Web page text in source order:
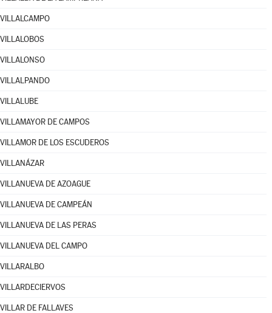
VILLALCAMPO
VILLALOBOS
VILLALONSO
VILLALPANDO
VILLALUBE
VILLAMAYOR DE CAMPOS
VILLAMOR DE LOS ESCUDEROS
VILLANÁZAR
VILLANUEVA DE AZOAGUE
VILLANUEVA DE CAMPEÁN
VILLANUEVA DE LAS PERAS
VILLANUEVA DEL CAMPO
VILLARALBO
VILLARDECIERVOS
VILLAR DE FALLAVES